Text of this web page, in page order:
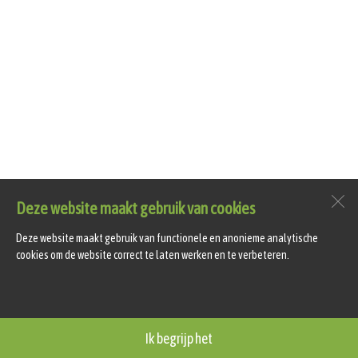
Deze website maakt gebruik van cookies
Deze website maakt gebruik van functionele en anonieme analytische
cookies om de website correct te laten werken en te verbeteren.
Ik begrijp het